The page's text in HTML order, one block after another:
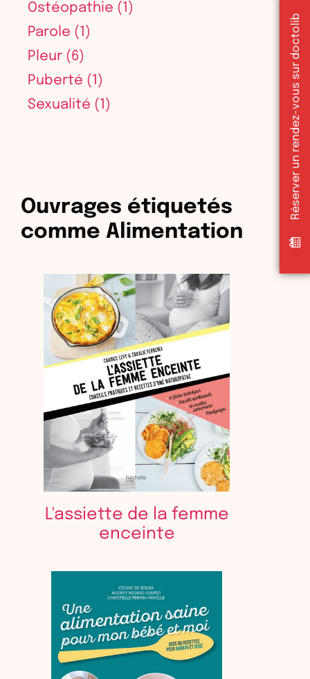
Ouvrages étiquetés
comme Alimentation
L'assiette de la femme
enceinte
Ostéopathie (1)
Parole (1)
Pleur (6)
Puberté (1)
Sexualité (1) Réserver un rendez-vous sur doctolib